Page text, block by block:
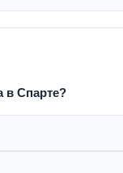
в Спарте?